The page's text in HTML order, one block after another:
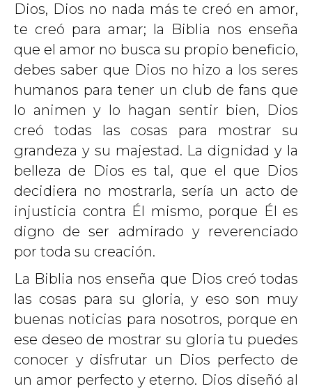
Dios, Dios no nada más te creó en amor,
te creó para amar; la Biblia nos enseña
que el amor no busca su propio beneficio,
debes saber que Dios no hizo a los seres
humanos para tener un club de fans que
lo animen y lo hagan sentir bien, Dios
creó todas las cosas para mostrar su
grandeza y su majestad. La dignidad y la
belleza de Dios es tal, que el que Dios
decidiera no mostrarla, sería un acto de
injusticia contra Él mismo, porque Él es
digno de ser admirado y reverenciado
por toda su creación.
La Biblia nos enseña que Dios creó todas
las cosas para su gloria, y eso son muy
buenas noticias para nosotros, porque en
ese deseo de mostrar su gloria tu puedes
conocer y disfrutar un Dios perfecto de
un amor perfecto y eterno. Dios diseñó al